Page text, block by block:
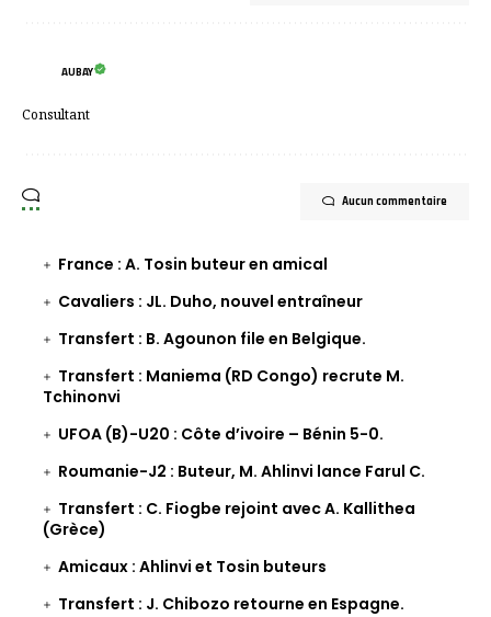
AUBAY
Consultant
Aucun commentaire
France : A. Tosin buteur en amical
Cavaliers : JL. Duho, nouvel entraîneur
Transfert : B. Agounon file en Belgique.
Transfert : Maniema (RD Congo) recrute M.
Tchinonvi
UFOA (B)-U20 : Côte d’ivoire – Bénin 5-0.
Roumanie-J2 : Buteur, M. Ahlinvi lance Farul C.
Transfert : C. Fiogbe rejoint avec A. Kallithea
(Grèce)
Amicaux : Ahlinvi et Tosin buteurs
Transfert : J. Chibozo retourne en Espagne.